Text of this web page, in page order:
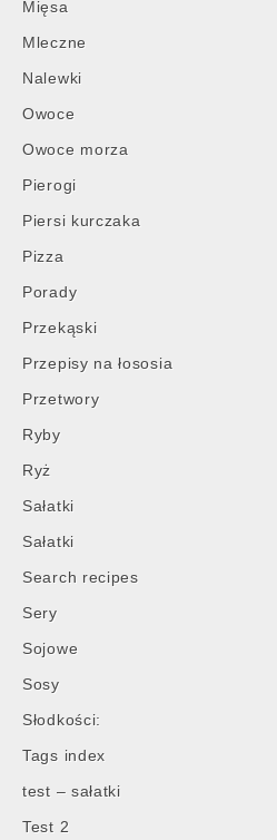
Mięsa
Mleczne
Nalewki
Owoce
Owoce morza
Pierogi
Piersi kurczaka
Pizza
Porady
Przekąski
Przepisy na łososia
Przetwory
Ryby
Ryż
Sałatki
Sałatki
Search recipes
Sery
Sojowe
Sosy
Słodkości:
Tags index
test – sałatki
Test 2